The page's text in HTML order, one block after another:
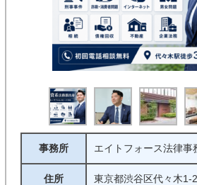
事務所 エイトフォース法律事
住所
東京都渋谷区代々木1-